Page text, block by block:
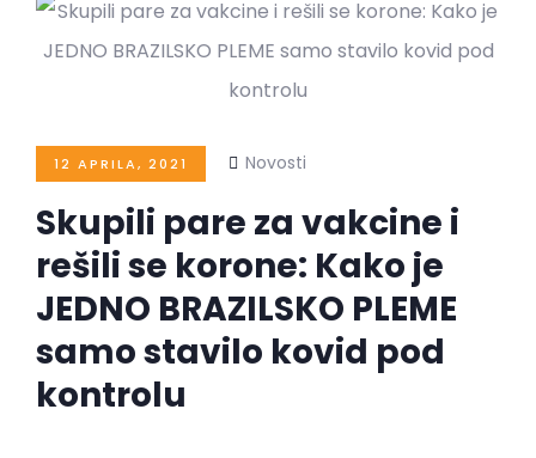
12 APRILA, 2021 Novosti
Skupili pare za vakcine i
rešili se korone: Kako je
JEDNO BRAZILSKO PLEME
samo stavilo kovid pod
kontrolu